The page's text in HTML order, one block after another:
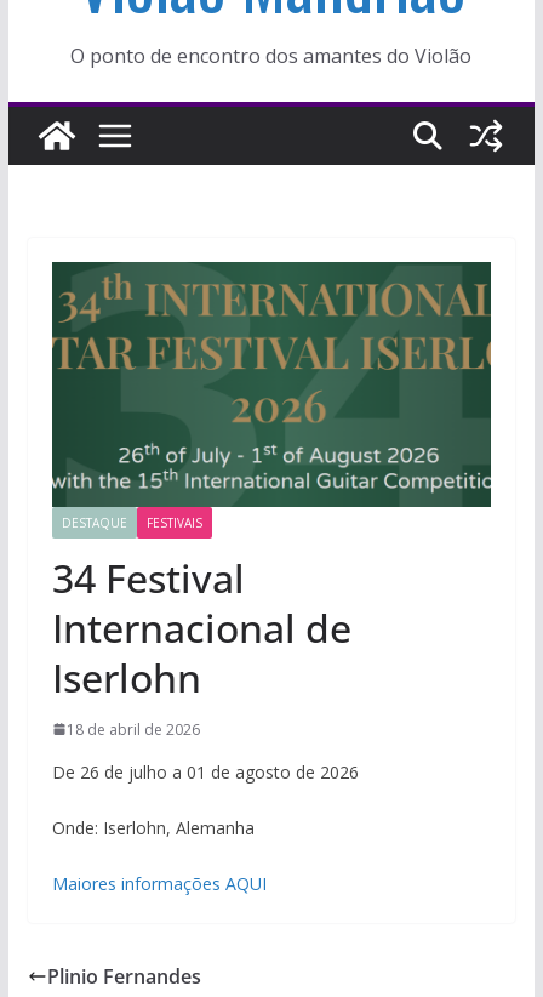
O ponto de encontro dos amantes do Violão
DESTAQUE FESTIVAIS
34 Festival
Internacional de
Iserlohn
18 de abril de 2026
De 26 de julho a 01 de agosto de 2026
Onde: Iserlohn, Alemanha
Maiores informações AQUI
Plinio Fernandes